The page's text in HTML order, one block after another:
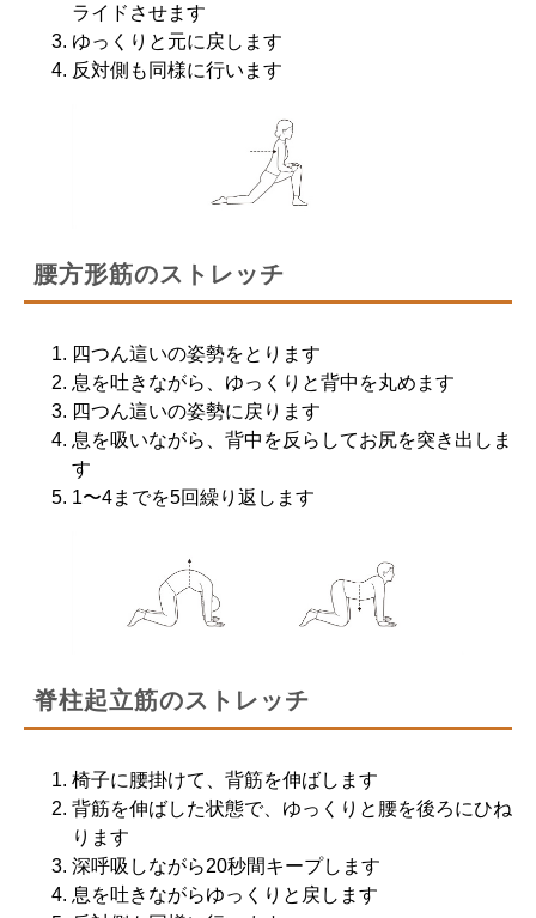
ライドさせます
ゆっくりと元に戻します
反対側も同様に行います
腰方形筋のストレッチ
四つん這いの姿勢をとります
息を吐きながら、ゆっくりと背中を丸めます
四つん這いの姿勢に戻ります
息を吸いながら、背中を反らしてお尻を突き出しま
す
1〜4までを5回繰り返します
脊柱起立筋のストレッチ
椅子に腰掛けて、背筋を伸ばします
背筋を伸ばした状態で、ゆっくりと腰を後ろにひね
ります
深呼吸しながら20秒間キープします
息を吐きながらゆっくりと戻します